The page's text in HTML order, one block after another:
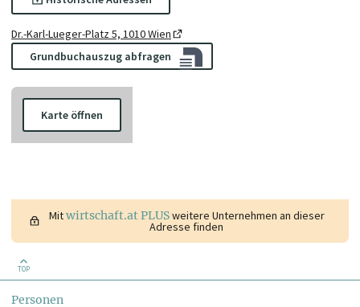
Dr.-Karl-Lueger-Platz 5, 1010 Wien
Grundbuchauszug abfragen
Karte öffnen
Mitwirtschaft.at PLUSweitere Unternehmen an dieser
Adresse finden
TOP
Personen